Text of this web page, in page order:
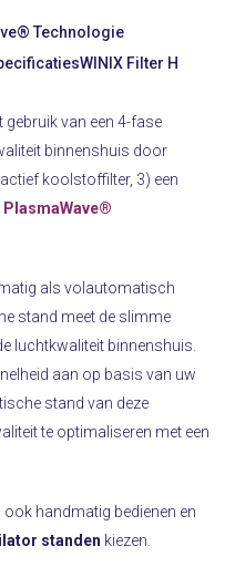
Technologie
WINIX Filter H
gebruik van een 4-fase
binnenshuis door
koolstoffilter, 3) een
PlasmaWave®
als volautomatisch
stand meet de slimme
luchtkwaliteit binnenshuis.
aan op basis van uw
stand van deze
te optimaliseren met een
ook handmatig bedienen en
standen kiezen.